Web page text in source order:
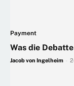
Payment
Was die
Jacob von Ingelheim